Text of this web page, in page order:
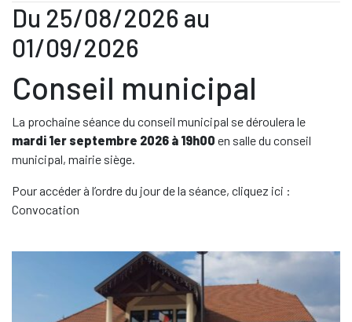
Du 25/08/2026 au
01/09/2026
Conseil municipal
La prochaine séance du conseil municipal se déroulera le
mardi 1er septembre 2026 à 19h00 en salle du conseil
municipal, mairie siège.
Pour accéder à l’ordre du jour de la séance, cliquez ici :
Convocation